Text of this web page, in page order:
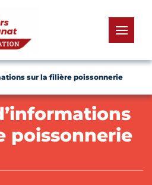
menu
sur la filière poissonnerie
poissonnerie